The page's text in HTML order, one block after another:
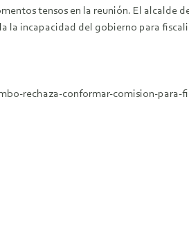
tensos en la reunión. El alcalde
la incapacidad del gobierno para
rechaza-conformar-comision-para-